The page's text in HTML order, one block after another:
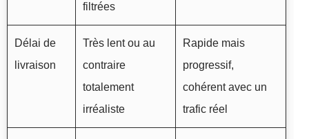
filtrées
Délai de
livraison
Très lent ou au
contraire
totalement
irréaliste
Rapide mais
progressif,
cohérent avec un
trafic réel